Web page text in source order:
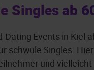
Singles ab
Dating Events in Kiel
schwule Singles.
und